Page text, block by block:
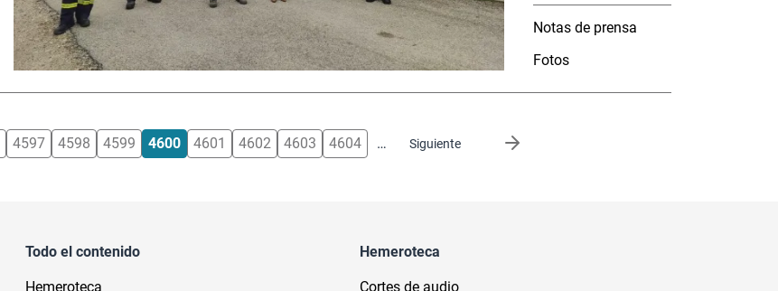
Notas de prensa
Fotos
4597 4598 4599 4600 4601 4602 4603 4604 … Siguiente
Siguiente página
Todo el contenido
Hemeroteca
Hemeroteca
Cortes de audio